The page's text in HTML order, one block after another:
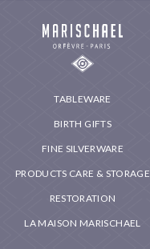
TABLEWARE
BIRTH GIFTS
FINE SILVERWARE
PRODUCTS CARE & STORAGE
RESTORATION
LA MAISON MARISCHAEL